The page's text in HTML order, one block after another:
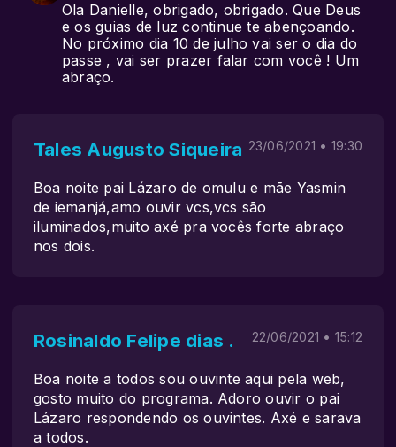
Ola Danielle, obrigado, obrigado. Que Deus
e os guias de luz continue te abençoando.
No próximo dia 10 de julho vai ser o dia do
passe , vai ser prazer falar com você ! Um
abraço.
Tales Augusto Siqueira 23/06/2021 • 19:30
Boa noite pai Lázaro de omulu e mãe Yasmin
de iemanjá,amo ouvir vcs,vcs são
iluminados,muito axé pra vocês forte abraço
nos dois.
Rosinaldo Felipe dias . 22/06/2021 • 15:12
Boa noite a todos sou ouvinte aqui pela web,
gosto muito do programa. Adoro ouvir o pai
Lázaro respondendo os ouvintes. Axé e sarava
a todos.